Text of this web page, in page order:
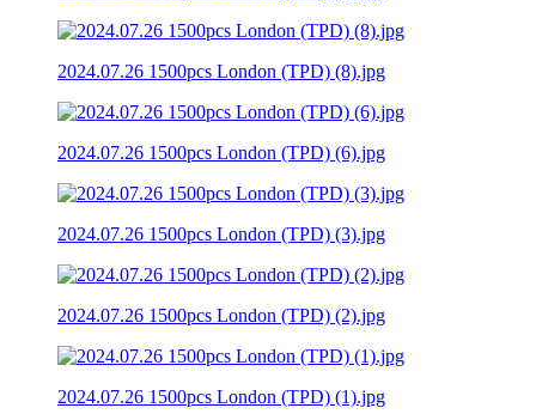
2024.07.26 1500pcs London (TPD) (8).jpg
2024.07.26 1500pcs London (TPD) (6).jpg
2024.07.26 1500pcs London (TPD) (3).jpg
2024.07.26 1500pcs London (TPD) (2).jpg
2024.07.26 1500pcs London (TPD) (1).jpg